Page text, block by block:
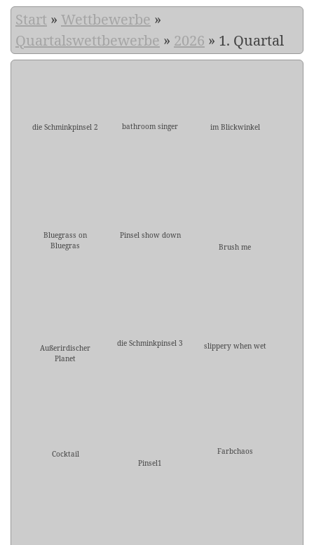
Start » Wettbewerbe »
Quartalswettbewerbe » 2026 » 1. Quartal
die Schminkpinsel 2 bathroom singer im Blickwinkel
Bluegrass on
Bluegras
Pinsel show down
Brush me
Außerirdischer
Planet
die Schminkpinsel 3 slippery when wet
Cocktail
Pinsel1
Farbchaos